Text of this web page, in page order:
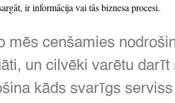
ir informācija vai tās biznesa procesi.
mēs cenšamies
un cilvēki varētu darīt
kāds svarīgs